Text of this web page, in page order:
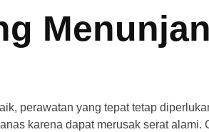
perawatan yang tepat tetap
karena dapat merusak serat alami.